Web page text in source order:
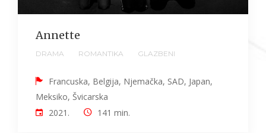
Annette
DRAMA ROMANTIKA GLAZBENI
Francuska, Belgija, Njemačka, SAD, Japan,
Meksiko, Švicarska
2021.
141 min.